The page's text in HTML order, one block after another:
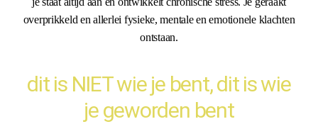
overprikkeld en allerlei fysieke, mentale en emotionele klachten
ontstaan.
dit is NIET wie je bent, dit is wie
je geworden bent